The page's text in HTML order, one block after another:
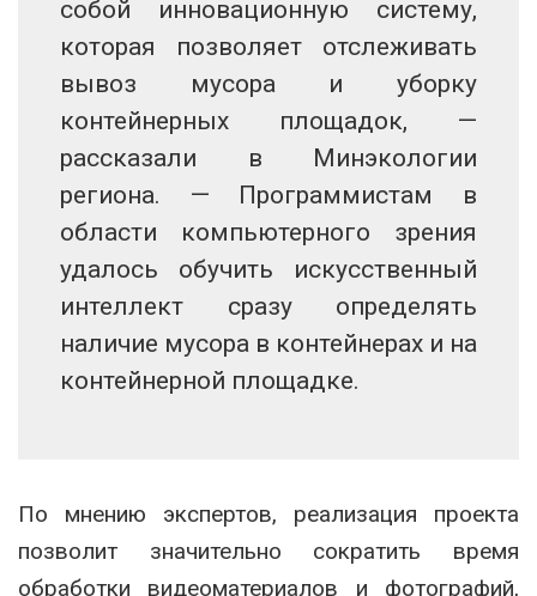
собой инновационную систему,
которая позволяет отслеживать
вывоз мусора и уборку
контейнерных площадок, —
рассказали в Минэкологии
региона. — Программистам в
области компьютерного зрения
удалось обучить искусственный
интеллект сразу определять
наличие мусора в контейнерах и на
контейнерной площадке.
По мнению экспертов, реализация проекта
позволит значительно сократить время
обработки видеоматериалов и фотографий,